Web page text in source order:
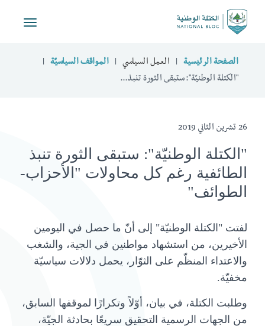
Toggle
الصفحة الرئيسية العمل السياسي
المواقف السياسيّة
"الكتلة الوطنيّة": ستبقى الثورة تنبذ...
26 تشرين الثاني 2019
"الكتلة الوطنيّة": ستبقى الثورة تنبذ
الطائفية رغم كل محاولات "الأحزاب-
الطوائف"
لفتت "الكتلة الوطنيّة" إلى أنّ ما حصل في اليومين
الأخيرين، من استشهاد مواطنين في الجية، والشغب
والاعتداء المنظّم على الثوّار، يحمل دلالات سياسيّة
مخفيّة.
وطلبت الكتلة، في بيان، أوّلاً وتكرارًا لموقفها السابق،
من الجهات الرسمية التحقيق سريعًا بحادثة الجيّة،